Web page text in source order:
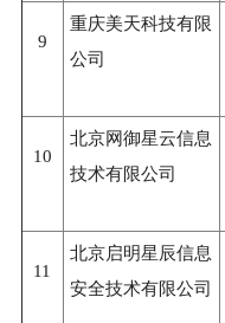
9
重庆美天科技有限
公司
10
北京网御星云信息
技术有限公司
11
北京启明星辰信息
安全技术有限公司